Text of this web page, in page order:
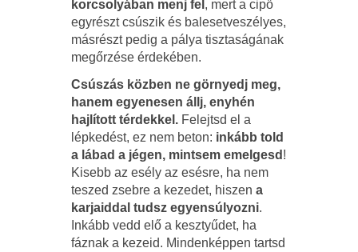
korcsolyában menj fel , mert a cipő
egyrészt csúszik és balesetveszélyes,
másrészt pedig a pálya tisztaságának
megőrzése érdekében.
Csúszás közben ne görnyedj meg,
hanem egyenesen állj, enyhén
hajlított térdekkel. Felejtsd el a
lépkedést, ez nem beton: inkább told
a lábad a jégen, mintsem emelgesd !
Kisebb az esély az esésre, ha nem
teszed zsebre a kezedet, hiszen a
karjaiddal tudsz egyensúlyozni.
Inkább vedd elő a kesztyűdet, ha
fáznak a kezeid. Mindenképpen tartsd